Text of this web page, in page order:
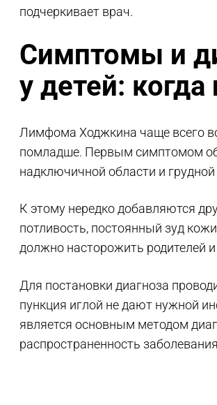
подчеркивает врач.
Симптомы и
у детей:
Лимфома Ходжкина чаще всего
помладше. Первым симптомом
надключичной области и грудной
К этому нередко добавляются
потливость, постоянный зуд
должно насторожить родителей
Для постановки диагноза
пункция иглой не дают нужной
является основным методом
распространенность